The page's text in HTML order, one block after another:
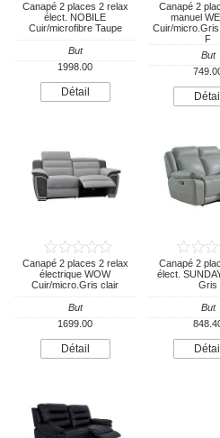
Canapé 2 places 2 relax
élect. NOBILE
Cuir/microfibre Taupe
But
1998.00
Détail
Canapé 2
manuel
Cuir/
F
But
Détail
Canapé 2 places 2 relax
électrique WOW
Cuir/micro.Gris clair
But
1699.00
Détail
Canapé 2
élect.
Gris
But
Détail